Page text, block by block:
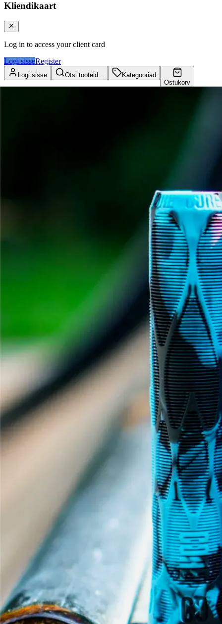
Kliendikaart
Log in to access your client card
Logi sisseRegister
Logi sisse Otsi tooteid...
Kategooriad
Ostukorv